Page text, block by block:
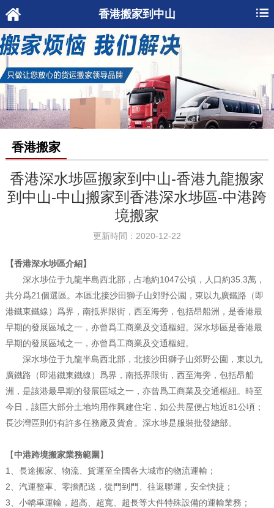
香港搬家到中山
香港搬家
香港深水埗區搬家到中山-香港九龍搬家
到中山-中山搬家到香港深水埗區-中港跨
境搬家
更新時間：2020-12-22
【香港深水埗區介紹】
深水埗位于九龍半島西北部，占地約1047公頃，人口約35.3萬，
共分爲21個選區。本區北接沙田獅子山郊野公園，東以九廣鐵路（即
港鐵東鐵線）爲界，南抵界限街，西至海旁，包括昂船洲，是香港最
早期的發展區域之一，亦曾爲工商業及交通樞紐。深水埗區是香港最
早期的發展區域之一，亦曾爲工商業及交通樞紐。
深水埗位于九龍半島西北部，北接沙田獅子山郊野公園，東以九
廣鐵路（即港鐵東鐵線）爲界，南抵界限街，西至海旁，包括昂船
洲，是該港最早期的發展區域之一，亦曾爲工商業及交通樞紐。時至
今日，該區大部分土地均用作興建住宅，如公共屋便占地近81公頃；
長沙灣區則仍有許多任務廠及貨倉。深水埗是服裝批發總部。
【中港跨境搬家業務範圍 】
1、長途搬家、物流、貨運至全國各大城市的物流運輸；
2、汽運整車、零擔配送，從門到門、往返聯運，安全快捷；
3、小轎車運輸，超高、超寬、超長等大件特殊設備的運輸業務；